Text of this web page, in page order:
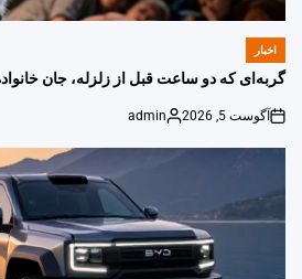
POSTED
IN
اخبار
گربه‌ای که دو ساعت قبل از زلزله، جان
on
آگوست 5, 2026
Posted
admin